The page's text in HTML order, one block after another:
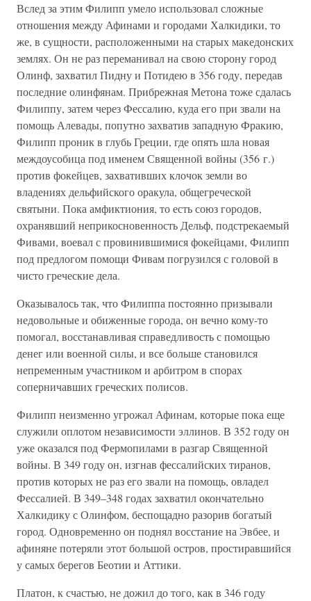
Вслед за этим Филипп умело использовал сложные
отношения между Афинами и городами Халкидики, то
же, в сущности, расположенными на старых македонских
землях. Он не раз переманивал на свою сторону город
Олинф, захватил Пидну и Потидею в 356 году, передав
последние олинфянам. Прибрежная Метона тоже сдалась
Филиппу, затем через Фессалию, куда его при звали на
помощь Алевады, попутно захватив западную Фракию,
Филипп проник в глубь Греции, где опять шла новая
междоусобица под именем Священной войны (356 г.)
против фокейцев, захвативших клочок земли во
владениях дельфийского оракула, общегреческой
святыни. Пока амфиктиония, то есть союз городов,
охранявший неприкосновенность Дельф, подстрекаемый
Фивами, воевал с провинившимися фокейцами, Филипп
под предлогом помощи Фивам погрузился с головой в
чисто греческие дела.
Оказывалось так, что Филиппа постоянно призывали
недовольные и обиженные города, он вечно кому-то
помогал, восстанавливая справедливость с помощью
денег или военной силы, и все больше становился
непременным участником и арбитром в спорах
соперничавших греческих полисов.
Филипп неизменно угрожал Афинам, которые пока еще
служили оплотом независимости эллинов. В 352 году он
уже оказался под Фермопилами в разгар Священной
войны. В 349 году он, изгнав фессалийских тиранов,
против которых не раз его звали на помощь, овладел
Фессалией. В 349–348 годах захватил окончательно
Халкидику с Олинфом, беспощадно разорив богатый
город. Одновременно он поднял восстание на Эвбее, и
афиняне потеряли этот большой остров, простиравшийся
у самых берегов Беотии и Аттики.
Платон, к счастью, не дожил до того, как в 346 году